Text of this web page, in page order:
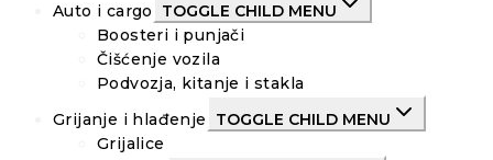
Auto i cargo
TOGGLE CHILD MENU
Boosteri i punjači
Čišćenje vozila
Podvozja, kitanje i stakla
Grijanje i hlađenje
TOGGLE CHILD MENU
Grijalice